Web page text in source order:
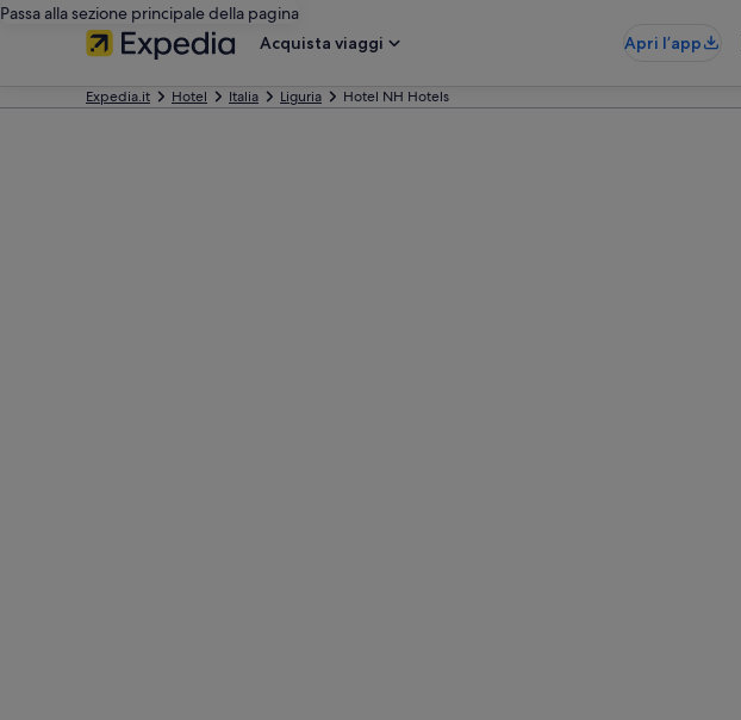
Passa alla sezione principale della pagina
Acquista viaggi
Apri l’app
Expedia.it Hotel Italia Liguria Hotel NH Hotels